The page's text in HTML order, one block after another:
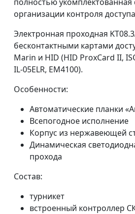
организации контроля
Электронная проходная
бесконтактными картами
Marin и HID (HID ProxCard II,
IL-05ELR, ЕМ4100).
Особенности:
Автоматические планки
Всепогодное исполнение
Корпус из нержавеющей
Динамическая
прохода
Состав:
турникет
встроенный контроллер